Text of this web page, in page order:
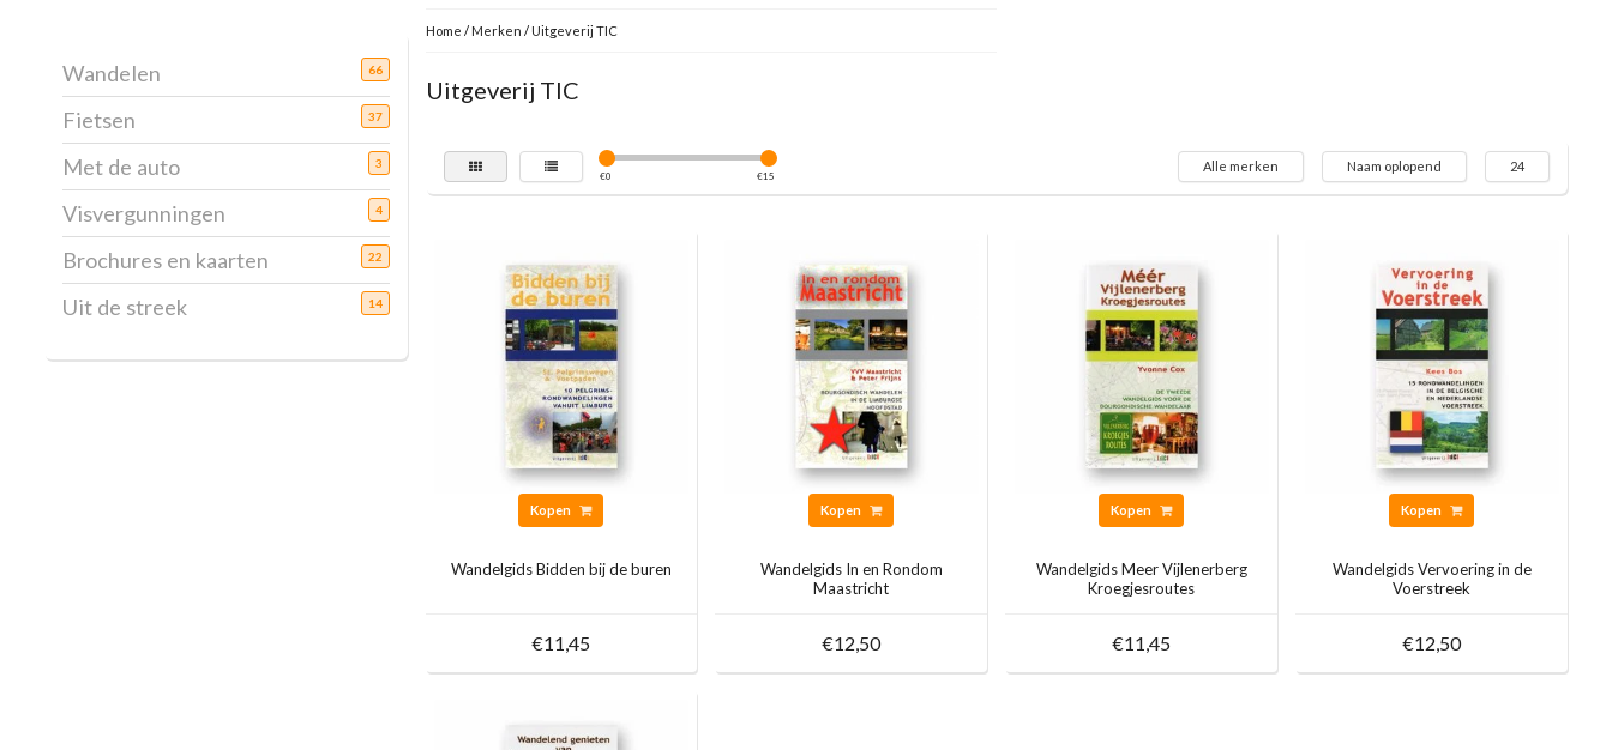
Wandelen 66
Fietsen 37
Met de auto 3
Visvergunningen 4
Brochures en kaarten 22
Uit de streek 14
Home / Merken / Uitgeverij TIC
Uitgeverij TIC
€0 €15
Alle merken Naam oplopend 24
Kopen
Wandelgids Bidden bij de buren
€11,45
Kopen
Wandelgids In en Rondom
Maastricht
€12,50
Kopen
Wandelgids Meer Vijlenerberg
Kroegjesroutes
€11,45
Kopen
Wandelgids Vervoering in de
Voerstreek
€12,50